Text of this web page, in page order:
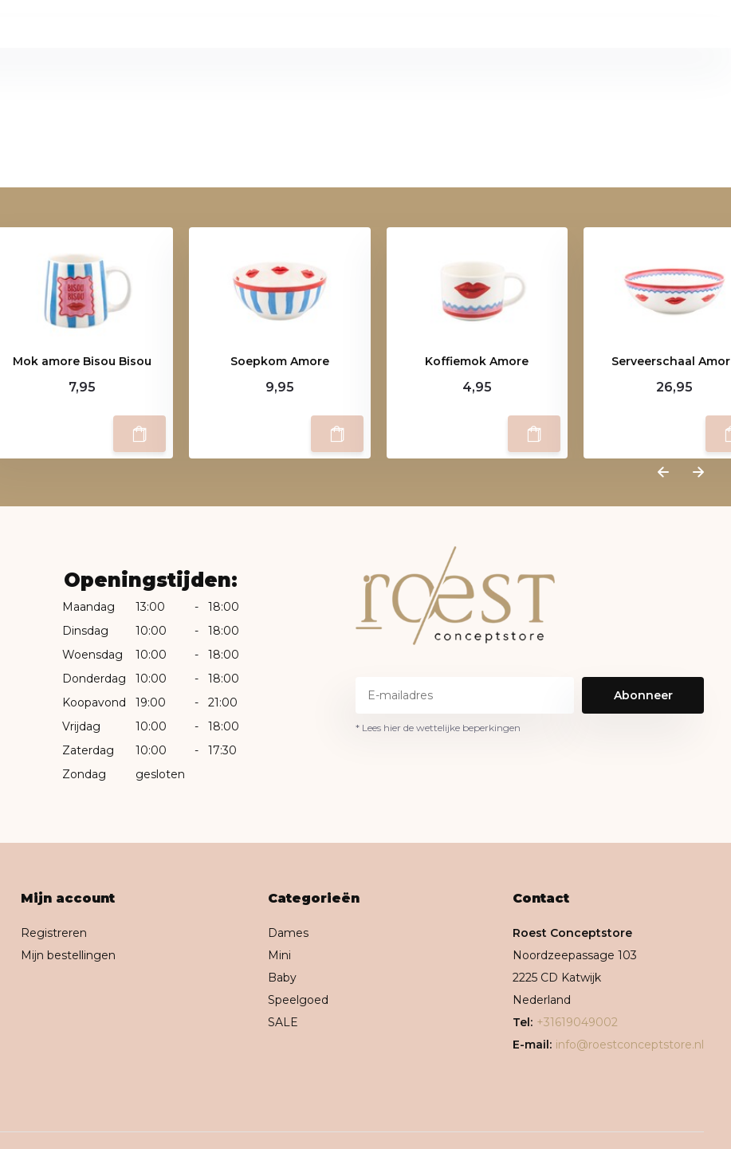
Mok amore Bisou Bisou
7,95
Soepkom Amore
9,95
Koffiemok Amore
4,95
Serveerschaal
26,95
Openingstijden:
Maandag 13:00 -
18:00
Dinsdag
10:00 -
18:00
Woensdag
10:00 -
18:00
Donderdag
10:00 -
18:00
Koopavond
19:00 -
21:00
Vrijdag
10:00 -
18:00
Zaterdag
10:00 -
17:30
Zondag
gesloten
Abonneer
* Lees hier de wettelijke beperkingen
Mijn account
Registreren
Mijn bestellingen
Categorieën
Dames
Mini
Baby
Speelgoed
SALE
Contact
Roest Conceptstore
Noordzeepassage 103
2225 CD Katwijk
Nederland
Tel: +31619049002
E-mail: info@roestconceptstore.nl